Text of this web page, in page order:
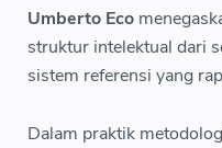
Umberto Eco
struktur intelektual dari
sistem referensi yang
Dalam praktik